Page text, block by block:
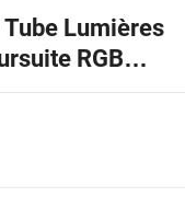
Tube Lumières
RGB
avec ETL CE